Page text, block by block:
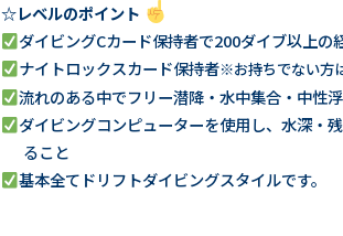
☆レベルのポイント
ダイビングCカード保持者で200ダイブ以上の
ナイトロックスカード保持者※お持ちでない方
流れのある中でフリー潜降・水中集合・中性
ダイビングコンピューターを使用し、水深・
ること
基本全てドリフトダイビングスタイルです。